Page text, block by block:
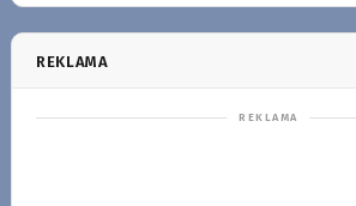
REKLAMA